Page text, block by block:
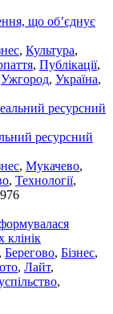
що об’єднує
, Культура,
, Публікації,
Ужгород, Україна,
ресурсний
, Мукачево,
, Технології,
клінік
, Берегово, Бізнес,
, Лайт,
,